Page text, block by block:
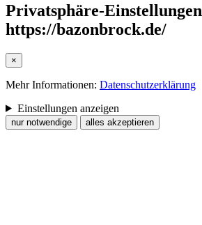
Privatsphäre-Einstellungen
https://bazonbrock.de/
×
Mehr Informationen: Datenschutzerklärung
Einstellungen anzeigen
nur notwendige alles akzeptieren